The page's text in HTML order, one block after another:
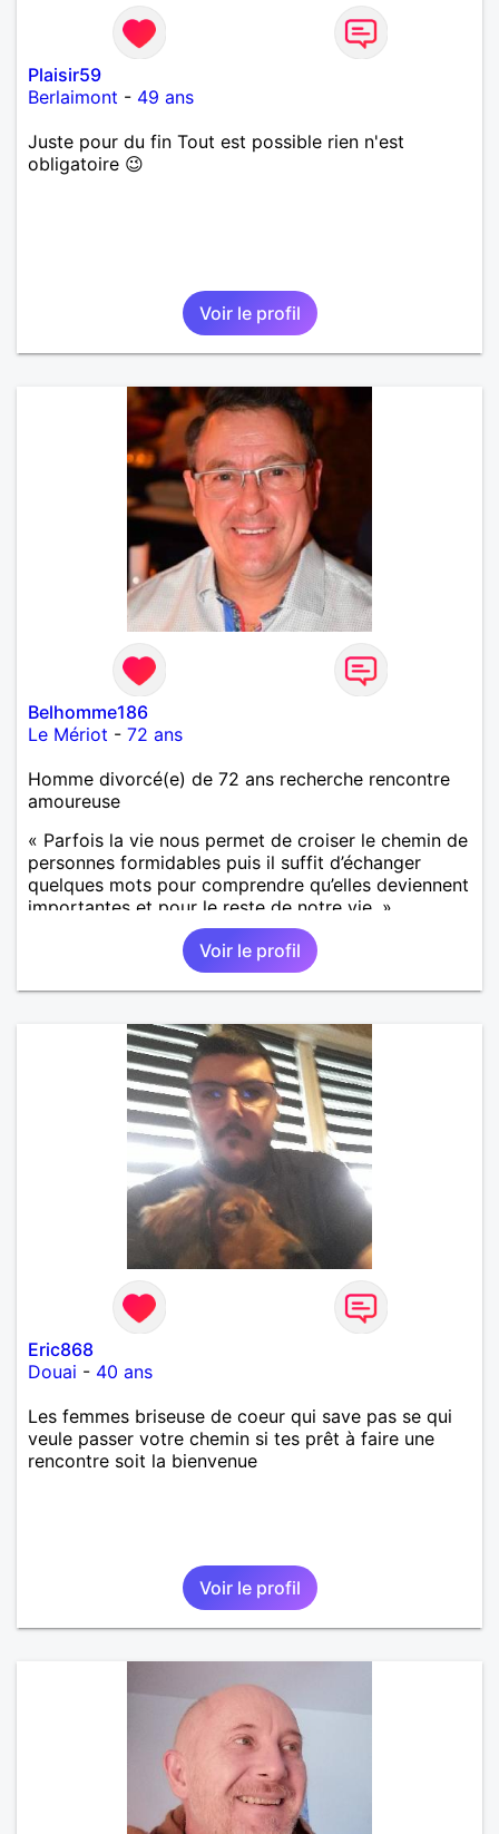
Plaisir59
Berlaimont - 49 ans
Juste pour du fin Tout est possible rien n'est
obligatoire 😉
Voir le profil
Belhomme186
Le Mériot - 72 ans
Homme divorcé(e) de 72 ans recherche rencontre
amoureuse
« Parfois la vie nous permet de croiser le chemin de
personnes formidables puis il suffit d’échanger
quelques mots pour comprendre qu’elles deviennent
importantes et pour le reste de notre vie. »
Voir le profil
Eric868
Douai - 40 ans
Les femmes briseuse de coeur qui save pas se qui
veule passer votre chemin si tes prêt à faire une
rencontre soit la bienvenue
Voir le profil